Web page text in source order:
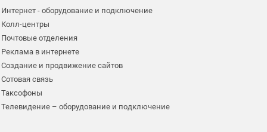
Интернет - оборудование и подключение
Колл-центры
Почтовые отделения
Реклама в интернете
Создание и продвижение сайтов
Сотовая связь
Таксофоны
Телевидение – оборудование и подключение